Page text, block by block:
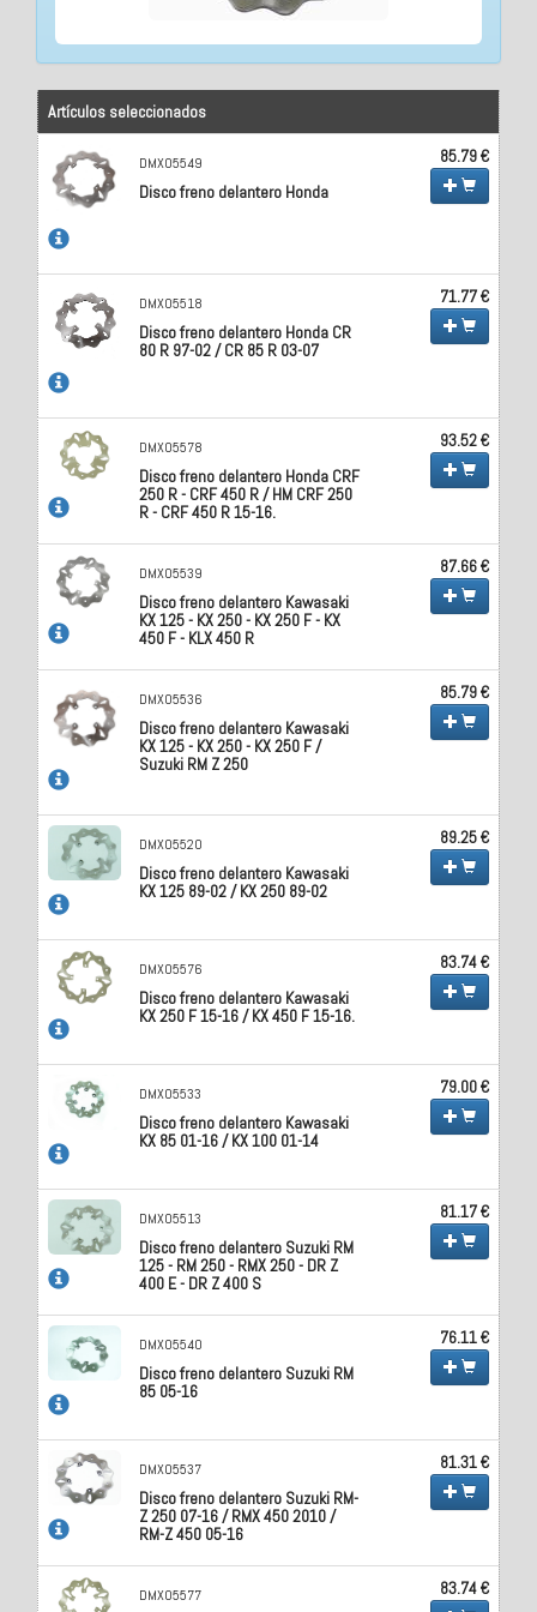
Artículos seleccionados
DMX05549
Disco freno delantero Honda
85.79 €
DMX05518
Disco freno delantero Honda CR
80 R 97-02 / CR 85 R 03-07
71.77 €
DMX05578
Disco freno delantero Honda CRF
250 R - CRF 450 R / HM CRF 250
R - CRF 450 R 15-16.
93.52 €
DMX05539
Disco freno delantero Kawasaki
KX 125 - KX 250 - KX 250 F - KX
450 F - KLX 450 R
87.66 €
DMX05536
Disco freno delantero Kawasaki
KX 125 - KX 250 - KX 250 F /
Suzuki RM Z 250
85.79 €
DMX05520
Disco freno delantero Kawasaki
KX 125 89-02 / KX 250 89-02
89.25 €
DMX05576
Disco freno delantero Kawasaki
KX 250 F 15-16 / KX 450 F 15-16.
83.74 €
DMX05533
Disco freno delantero Kawasaki
KX 85 01-16 / KX 100 01-14
79.00 €
DMX05513
Disco freno delantero Suzuki RM
125 - RM 250 - RMX 250 - DR Z
400 E - DR Z 400 S
81.17 €
DMX05540
Disco freno delantero Suzuki RM
85 05-16
76.11 €
DMX05537
Disco freno delantero Suzuki RM-
Z 250 07-16 / RMX 450 2010 /
RM-Z 450 05-16
81.31 €
DMX05577 83.74 €